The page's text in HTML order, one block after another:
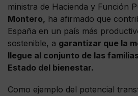
ministra de Hacienda y Función
Montero, ha afirmado que
España en un país más
sostenible, a garantizar que la
llegue al conjunto de las
Estado del bienestar.
Como ejemplo del potencial